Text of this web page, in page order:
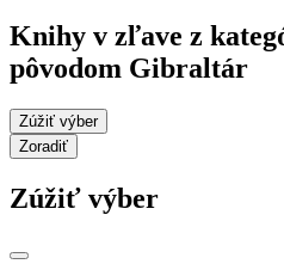
Knihy v zľave z
pôvodom Gibraltár
Zúžiť výber
Zoradiť
Zúžiť výber